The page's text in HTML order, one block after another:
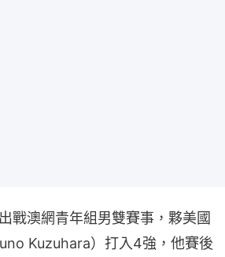
戰澳網青年組男雙賽事，夥美國
Kuzuhara）打入4強，他賽後